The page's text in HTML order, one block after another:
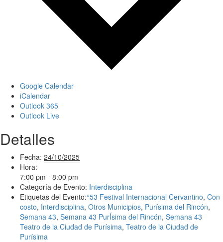
Google Calendar
iCalendar
Outlook 365
Outlook Live
Detalles
Fecha: 24/10/2025
Hora:
7:00 pm - 8:00 pm
Categoría de Evento: Interdisciplina
Etiquetas del Evento:°53 Festival Internacional Cervantino, Con
costo, Interdisciplina, Otros Municipios, Purísima del Rincón,
Semana 43, Semana 43 PurÍsima del Rincón, Semana 43
Teatro de la Ciudad de Purísima, Teatro de la Ciudad de
Purísima